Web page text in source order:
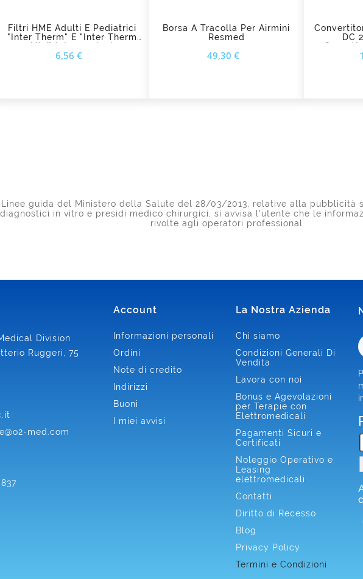
Filtri HME Adulti E Pediatrici
"Inter Therm" E "Inter Therm
Mini" Intersurgical
6,56 €
Borsa A Tracolla Per Airmini
Resmed
49,30 €
DC
Cpap/
guida del Ministero della Salute del 28/03/2013, relative alla pubblicità
in vitro e presidi medico chirurgici, si avvisa l'utente che le
rivolte agli operatori professional
Division
Ruggeri, 75
med.com
Account
Informazioni personali
Ordini
Note di credito
Indirizzi
Buoni
I miei avvisi
La Nostra Azienda
Chi siamo
Condizioni Generali Di
Vendita
Lavora con noi
Bonus e Agevolazioni
per Terapie con
Elettromedicali
Pagamenti Sicuri e
Certificati
Noleggio Operativo e
Leasing
elettromedicali
Contatti
Diritto di Recesso
Blog
Privacy Policy
Termini e Condizioni